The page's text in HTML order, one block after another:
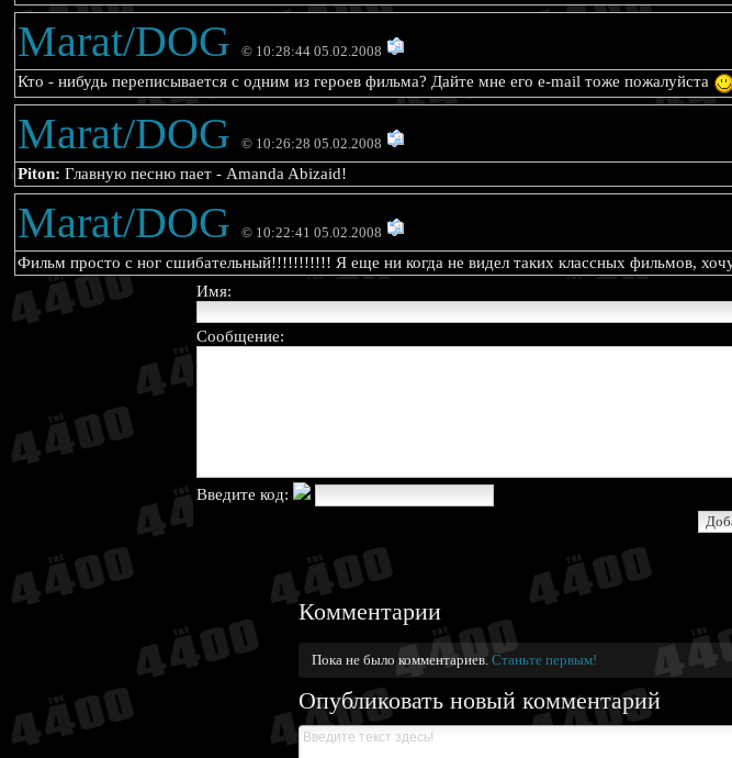
Marat/DOG © 10:28:44 05.02.2008
Кто - нибудь переписывается с одним из героев фильма? Дайте мне его e-mail тоже пожалуйста
Marat/DOG © 10:26:28 05.02.2008
Piton: Главную песню пает - Amanda Abizaid!
Marat/DOG © 10:22:41 05.02.2008
Фильм просто с ног сшибательный!!!!!!!!!!! Я еще ни когда не видел таких классных фильмов,
Имя:
Сообщение:
Введите код:
Комментарии
Пока не было комментариев. Станьте первым!
Опубликовать новый комментарий